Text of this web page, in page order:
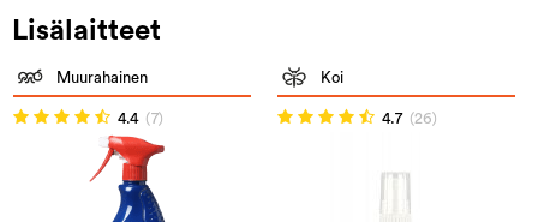
Lisälaitteet
Muurahainen
4.4 (7)
Koi
4.7 (26)